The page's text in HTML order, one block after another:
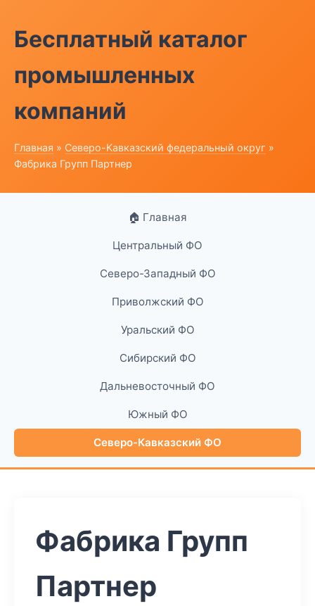
Бесплатный каталог
промышленных
компаний
Главная » Северо-Кавказский федеральный округ »
Фабрика Групп Партнер
🏠 Главная
Центральный ФО
Северо-Западный ФО
Приволжский ФО
Уральский ФО
Сибирский ФО
Дальневосточный ФО
Южный ФО
Северо-Кавказский ФО
Фабрика Групп
Партнер